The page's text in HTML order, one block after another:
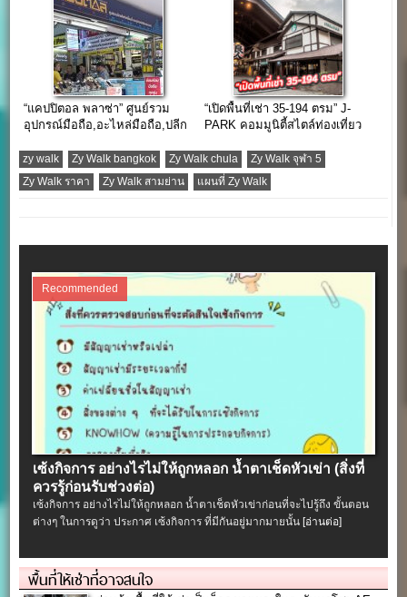
“แคปปิตอล พลาซ่า” ศูนย์รวม
อุปกรณ์มือถือ,อะไหล่มือถือ,ปลีก
เสือป่า
“เปิดพื้นที่เช่า 35-194 ตรม” J-
PARK คอมมูนิตี้สไตล์ท่องเที่ยว
zy walk Zy Walk bangkok Zy Walk chula
Zy Walk จุฬา 5
Zy Walk ราคา
Zy Walk สามย่าน แผนที่ Zy Walk
Recommended
เซ้งกิจการ อย่างไรไม่ให้ถูกหลอก น้ำตาเช็ดหัวเข่า (สิ่งที่
ควรรู้ก่อนรับช่วงต่อ)
เซ้งกิจการ อย่างไรไม่ให้ถูกหลอก น้ำตาเช็ดหัวเข่าก่อนที่จะไปรู้ถึง ขั้นตอน
ต่างๆ ในการดูว่า ประกาศ เซ้งกิจการ ที่มีกันอยู่มากมายนั้น [อ่านต่อ]
พื้นที่ให้เช่าที่อาจสนใจ